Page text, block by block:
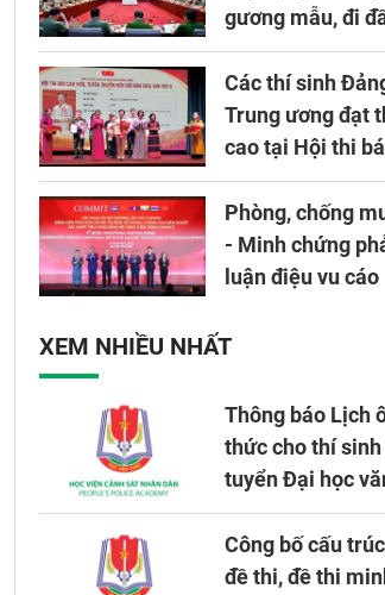
gương mẫu, đi
hoàn thành xuất
nhiệm vụ được
Các thí sinh
Trung ương đạt
cao tại Hội thi
tuyên truyền
vực II năm 2026
Phòng, chống
- Minh chứng
luận điệu vu cáo
XEM NHIỀU NHẤT
Thông báo Lịch
thức cho thí
tuyển Đại học
tuyển mới, mở
CSND năm học
Công bố cấu
đề thi, đề thi